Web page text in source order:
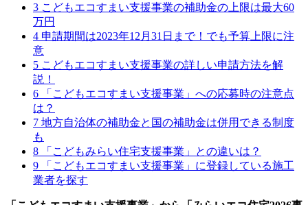
3 こどもエコすまい支援事業の補助金の上限は最大60
万円
4 申請期間は2023年12月31日まで！でも予算上限に注
意
5 こどもエコすまい支援事業の詳しい申請方法を解
説！
6 「こどもエコすまい支援事業」への応募時の注意点
は？
7 地方自治体の補助金と国の補助金は併用できる制度
も
8 「こどもみらい住宅支援事業」との違いは？
9 「こどもエコすまい支援事業」に登録している施工
業者を探す